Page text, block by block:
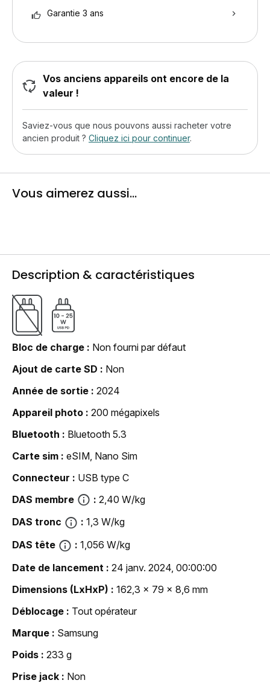
Garantie 3 ans
Vos anciens appareils ont encore de la
valeur !
Saviez-vous que nous pouvons aussi racheter votre
ancien produit ? Cliquez ici pour continuer.
Vous aimerez aussi...
Description & caractéristiques
Bloc de charge
Non fourni par défaut
Ajout de carte SD
Non
Année de sortie
2024
Appareil photo
200 mégapixels
Bluetooth
Bluetooth 5.3
Carte sim
eSIM, Nano Sim
Connecteur
USB type C
DAS membre
2,40 W/kg
DAS tronc
1,3 W/kg
DAS tête
1,056 W/kg
Date de lancement
24 janv. 2024, 00:00:00
Dimensions (LxHxP)
162,3 x 79 x 8,6 mm
Déblocage
Tout opérateur
Marque
Samsung
Poids
233 g
Prise jack
Non